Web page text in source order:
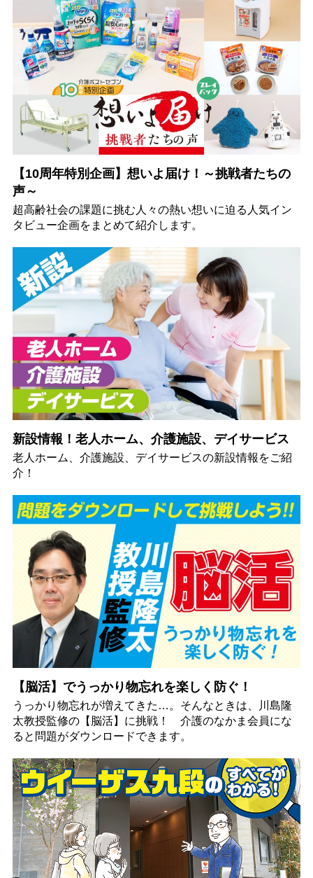
【10周年特別企画】想いよ届け！～挑戦者たちの
声～
超高齢社会の課題に挑む人々の熱い想いに迫る人気イン
タビュー企画をまとめて紹介します。
新設情報！老人ホーム、介護施設、デイサービス
老人ホーム、介護施設、デイサービスの新設情報をご紹
介！
【脳活】でうっかり物忘れを楽しく防ぐ！
うっかり物忘れが増えてきた…。そんなときは、川島隆
太教授監修の【脳活】に挑戦！ 介護のなかま会員にな
ると問題がダウンロードできます。